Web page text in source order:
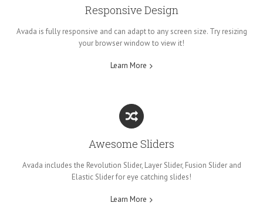
Responsive Design
Avada is fully responsive and can adapt to any screen size. Try resizing
your browser window to view it!
Learn More
Awesome Sliders
Avada includes the Revolution Slider, Layer Slider, Fusion Slider and
Elastic Slider for eye catching slides!
Learn More